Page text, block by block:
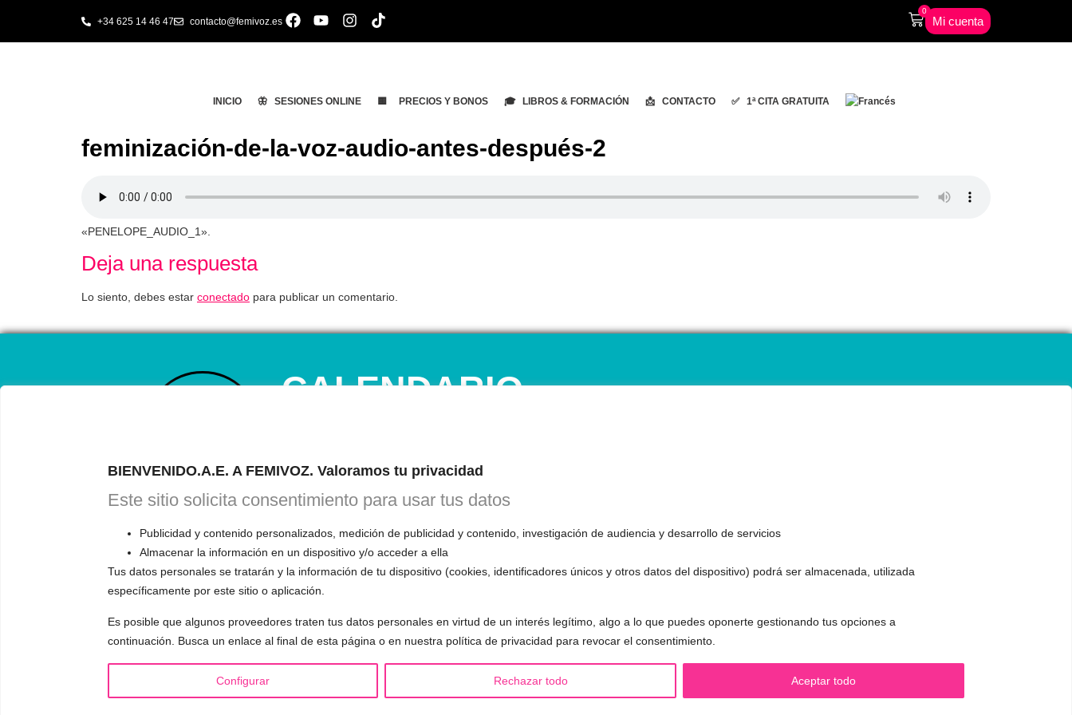
BIENVENIDO.A.E. A FEMIVOZ. Valoramos tu privacidad
Este sitio solicita consentimiento para usar tus datos
Publicidad y contenido personalizados, medición de publicidad y contenido, investigación de audiencia y desarrollo de servicios
Almacenar la información en un dispositivo y/o acceder a ella
Tus datos personales se tratarán y la información de tu dispositivo (cookies, identificadores únicos y otros datos del dispositivo) podrá ser almacenada, utilizada
específicamente por este sitio o aplicación.
Es posible que algunos proveedores traten tus datos personales en virtud de un interés legítimo, algo a lo que puedes oponerte gestionando tus opciones a
continuación. Busca un enlace al final de esta página o en nuestra política de privacidad para revocar el consentimiento.
Configurar Rechazar todo Aceptar todo
+34 625 14 46 47 contacto@femivoz.es
0
Mi cuenta
INICIO 🦋 SESIONES ONLINE 🟨 PRECIOS Y BONOS 🎓 LIBROS & FORMACIÓN 📩 CONTACTO ✅ 1ª CITA GRATUITA
feminización-de-la-voz-audio-antes-después-2
«PENELOPE_AUDIO_1».
Deja una respuesta
Lo siento, debes estar conectado para publicar un comentario.
CALENDARIO
RESERVA TU 1ª CITA GRATUITA con Mariela
explicará cómo funciona el entrenamiento vocal y
responderá a todas tus preguntas.
INFORMACIÓN VOCES LGBTQIA+ 🏳️‍🌈 OTRAS SESIONES
▪️ Voz virilizada por esteroides
CONTACTO Y CITAS
WhatsApp :+34 625 14 46 47